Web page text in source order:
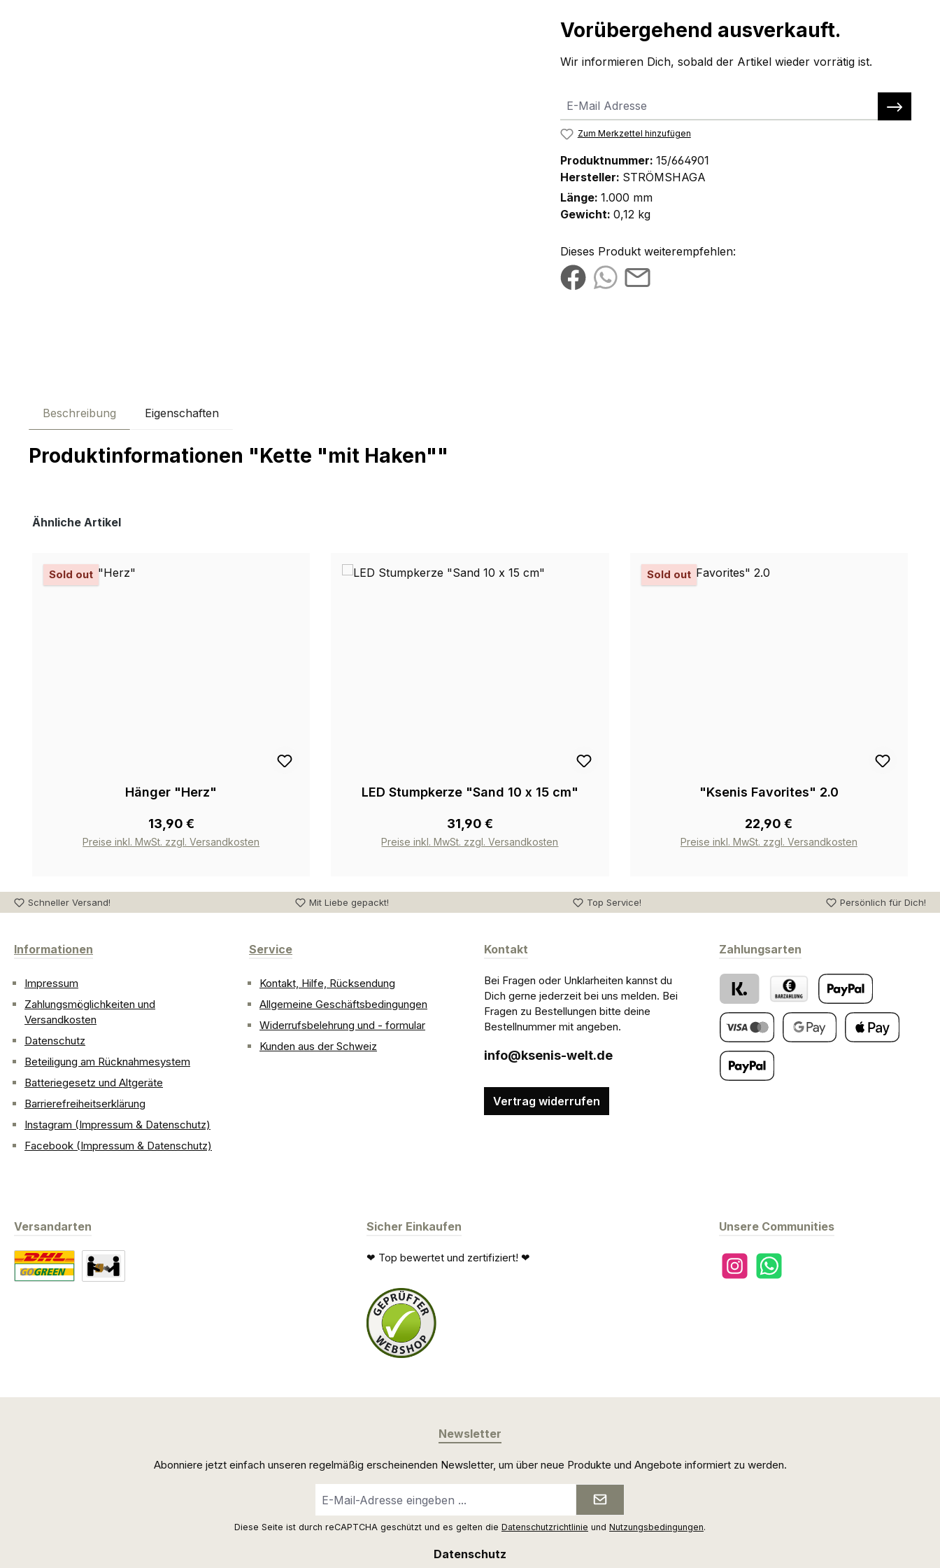
Vorübergehend ausverkauft.
Wir informieren Dich, sobald der Artikel wieder vorrätig ist.
Zum Merkzettel hinzufügen
Produktnummer: 15/664901
Hersteller: STRÖMSHAGA
Länge: 1.000 mm
Gewicht: 0,12 kg
Dieses Produkt weiterempfehlen:
Beschreibung Eigenschaften
Produktinformationen "Kette "mit Haken""
Produktgalerie überspringen
Ähnliche Artikel
Sold out
Hänger "Herz"
13,90 €
Preise inkl. MwSt. zzgl. Versandkosten
LED Stumpkerze "Sand 10 x 15 cm"
31,90 €
Preise inkl. MwSt. zzgl. Versandkosten
Sold out
"Ksenis Favorites" 2.0
22,90 €
Preise inkl. MwSt. zzgl. Versandkosten
Schneller Versand! Mit Liebe gepackt! Top Service! Persönlich für Dich!
Informationen
Impressum
Zahlungsmöglichkeiten und
Versandkosten
Datenschutz
Beteiligung am Rücknahmesystem
Batteriegesetz und Altgeräte
Barrierefreiheitserklärung
Instagram (Impressum & Datenschutz)
Facebook (Impressum & Datenschutz)
Service
Kontakt, Hilfe, Rücksendung
Allgemeine Geschäftsbedingungen
Widerrufsbelehrung und - formular
Kunden aus der Schweiz
Kontakt
Bei Fragen oder Unklarheiten kannst du
Dich gerne jederzeit bei uns melden. Bei
Fragen zu Bestellungen bitte deine
Bestellnummer mit angeben.
info@ksenis-welt.de
Vertrag widerrufen
Unsere Communities
InstagramWhatsApp
Zahlungsarten
PayPal
Kredit- oder Debitkarte
Klarna Barzahlung bei Abholung
Versandarten Sicher Einkaufen
❤ Top bewertet und zertifiziert! ❤
Newsletter
Abonniere jetzt einfach unseren regelmäßig erscheinenden Newsletter, um über neue Produkte und Angebote informiert zu werden.
Mail-
Diese Seite ist durch reCAPTCHA geschützt und es gelten die Datenschutzrichtlinie und Nutzungsbedingungen.
Datenschutz